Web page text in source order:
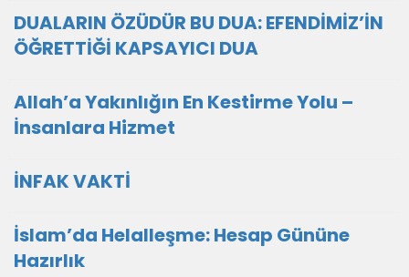
DUALARIN ÖZÜDÜR BU DUA: EFENDİMİZ’İN
ÖĞRETTİĞİ KAPSAYICI DUA
Allah’a Yakınlığın En Kestirme Yolu –
İnsanlara Hizmet
İNFAK VAKTİ
İslam’da Helalleşme: Hesap Gününe
Hazırlık